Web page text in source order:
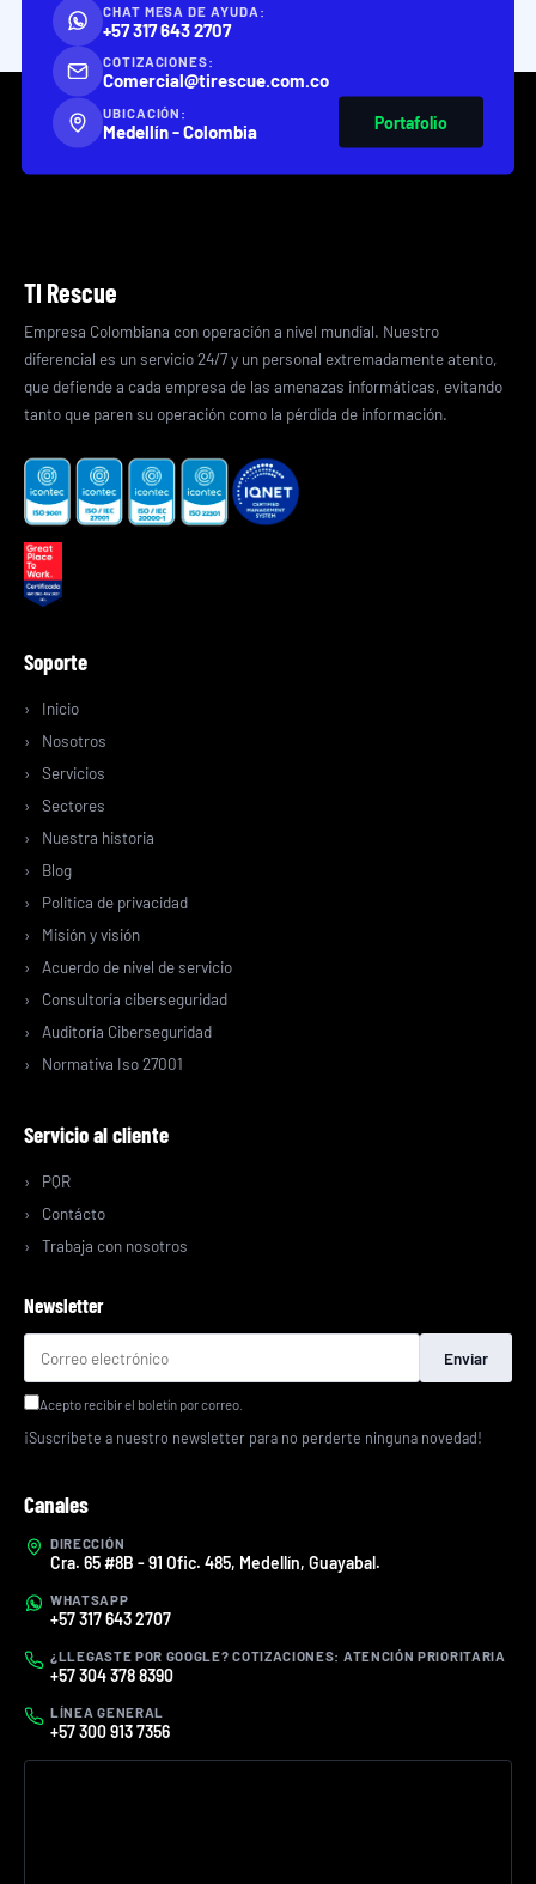
CHAT MESA DE AYUDA:
+57 317 643 2707
COTIZACIONES:
Comercial@tirescue.com.co
UBICACIÓN:
Medellín - Colombia Portafolio
TI Rescue
Empresa Colombiana con operación a nivel mundial. Nuestro
diferencial es un servicio 24/7 y un personal extremadamente atento,
que defiende a cada empresa de las amenazas informáticas, evitando
tanto que paren su operación como la pérdida de información.
Soporte
Inicio
Nosotros
Servicios
Sectores
Nuestra historia
Blog
Politica de privacidad
Misión y visión
Acuerdo de nivel de servicio
Consultoría ciberseguridad
Auditoría Ciberseguridad
Normativa Iso 27001
Servicio al cliente
PQR
Contácto
Trabaja con nosotros
Newsletter
Enviar
Acepto recibir el boletín por correo.
¡Suscríbete a nuestro newsletter para no perderte ninguna novedad!
Canales
DIRECCIÓN
Cra. 65 #8B - 91 Ofic. 485, Medellín, Guayabal.
WHATSAPP
+57 317 643 2707
¿LLEGASTE POR GOOGLE? COTIZACIONES: ATENCIÓN PRIORITARIA
+57 304 378 8390
LÍNEA GENERAL
+57 300 913 7356